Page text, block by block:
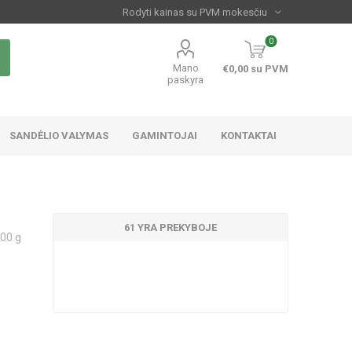
Mano
paskyra
0
€0,00 su PVM
SANDĖLIO VALYMAS GAMINTOJAI KONTAKTAI
g
61 YRA PREKYBOJE